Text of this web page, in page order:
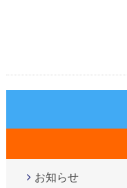
お知らせ